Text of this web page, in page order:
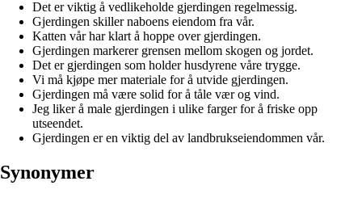
Det er viktig å vedlikeholde gjerdingen regelmessig.
Gjerdingen skiller naboens eiendom fra vår.
Katten vår har klart å hoppe over gjerdingen.
Gjerdingen markerer grensen mellom skogen og jordet.
Det er gjerdingen som holder husdyrene våre trygge.
Vi må kjøpe mer materiale for å utvide gjerdingen.
Gjerdingen må være solid for å tåle vær og vind.
Jeg liker å male gjerdingen i ulike farger for å friske opp
utseendet.
Gjerdingen er en viktig del av landbrukseiendommen vår.
Synonymer